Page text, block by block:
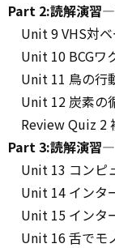
Part 2:読解演習
Unit 9 VHS対
Unit 10 BCGワ
Unit 11 鳥の行
Unit 12 炭素の
Review Quiz 2
Part 3:読解演習
Unit 13 コンピ
Unit 14 インタ
Unit 15 インタ
Unit 16 舌でモ